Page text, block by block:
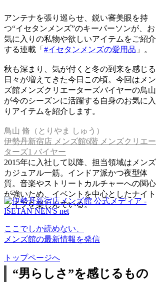
アンテナを張り巡らせ、鋭い審美眼を持
つ“イセタンメンズ”のキーパーソンが、お
気に入りの私物や欲しいアイテムをご紹介
する連載「 #イセタンメンズの愛用品 」。
秋も深まり、気が付くと冬の到来を感じる
日々が増えてきた今日この頃。今回はメン
ズ館メンズクリエーターズバイヤーの鳥山
が今のシーズンに活躍する自身のお気に入
りアイテムを紹介します。
鳥山 脩（とりやま しゅう）
伊勢丹新宿店 メンズ館6階 メンズクリエー
ターズ1 バイヤー
2015年に入社して以降、担当領域はメンズ
カジュアル一筋。インドア派かつ夜型体
質。音楽やストリートカルチャーへの関心
が強いため、イベントを中心としたナイト
ライフを楽しんでいる。
“男らしさ”を感じるもの
ここでしか読めない、
メンズ館の最新情報を発信
トップページへ